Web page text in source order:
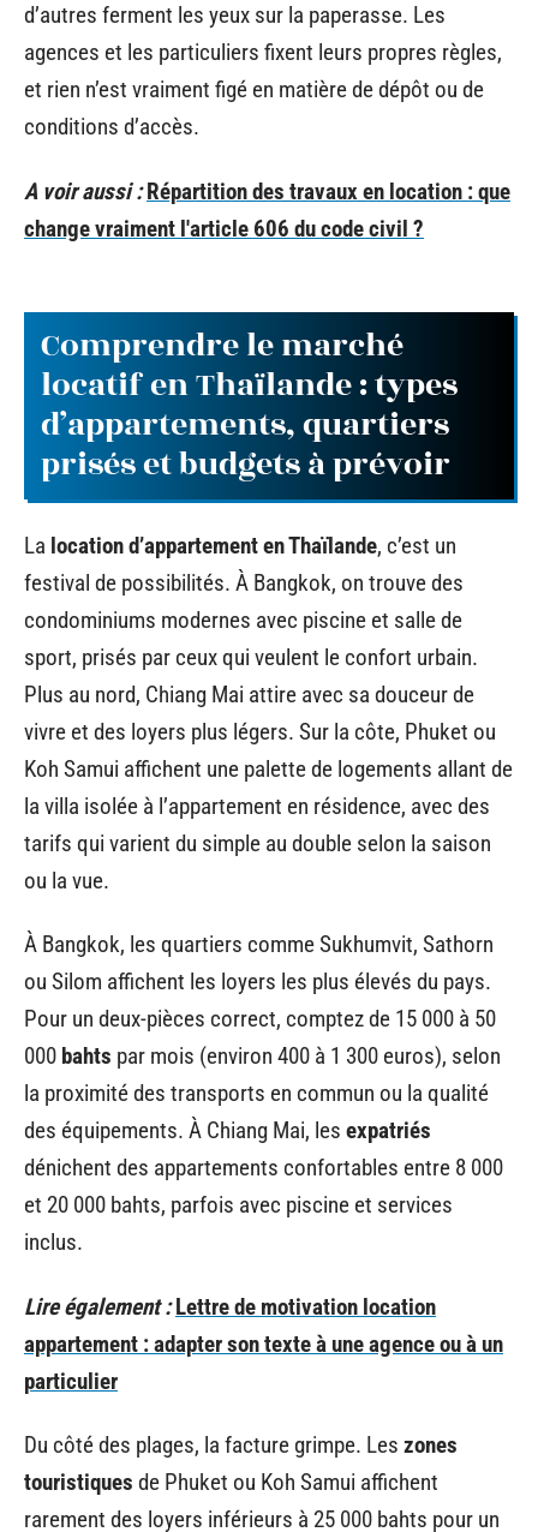
d’autres ferment les yeux sur la paperasse. Les
agences et les particuliers fixent leurs propres règles,
et rien n’est vraiment figé en matière de dépôt ou de
conditions d’accès.
A voir aussi : Répartition des travaux en location : que
change vraiment l'article 606 du code civil ?
Comprendre le marché
locatif en Thaïlande : types
d’appartements, quartiers
prisés et budgets à prévoir
La location d’appartement en Thaïlande, c’est un
festival de possibilités. À Bangkok, on trouve des
condominiums modernes avec piscine et salle de
sport, prisés par ceux qui veulent le confort urbain.
Plus au nord, Chiang Mai attire avec sa douceur de
vivre et des loyers plus légers. Sur la côte, Phuket ou
Koh Samui affichent une palette de logements allant de
la villa isolée à l’appartement en résidence, avec des
tarifs qui varient du simple au double selon la saison
ou la vue.
À Bangkok, les quartiers comme Sukhumvit, Sathorn
ou Silom affichent les loyers les plus élevés du pays.
Pour un deux-pièces correct, comptez de 15 000 à 50
000 bahts par mois (environ 400 à 1 300 euros), selon
la proximité des transports en commun ou la qualité
des équipements. À Chiang Mai, les expatriés
dénichent des appartements confortables entre 8 000
et 20 000 bahts, parfois avec piscine et services
inclus.
Lire également : Lettre de motivation location
appartement : adapter son texte à une agence ou à un
particulier
Du côté des plages, la facture grimpe. Les zones
touristiques de Phuket ou Koh Samui affichent
rarement des loyers inférieurs à 25 000 bahts pour un